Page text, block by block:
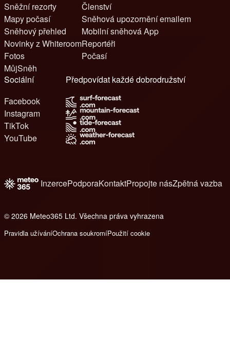
Sněžní rezorty
Mapy počasí
Sněhový přehled
Novinky z Whiteroom
Fotos
MůjSněh
Členství
Sněhová upozornění emailem
Mobilní sněhová App
Reportéři
Počasí
Sociální
Facebook
Instagram
TikTok
YouTube
Předpovídat každé dobrodružství
InzercePodporaKontaktPropojte násZpětná vazba
© 2026 Meteo365 Ltd. Všechna práva vyhrazena
Pravidla užíváníOchrana soukromíPoužití cookie